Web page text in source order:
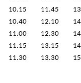
10.15 11.45
10.40 12.10
11.00 12.30
11.15 13.15
11.30 13.30